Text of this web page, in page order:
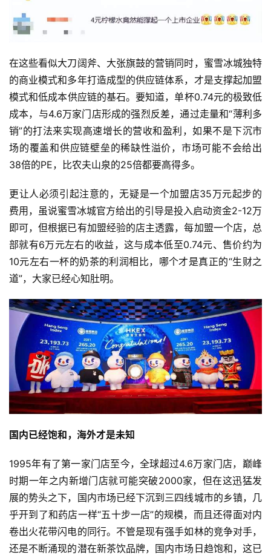
首
页
讯
公
司
时
科
技
在这些看似大刀阔斧、大张旗鼓的营销同时，蜜雪冰城独特
的商业模式和多年打造成型的供应链体系，才是支撑起加盟
模式和低成本供应链的基石。要知道，单杯0.74元的极致低
成本，与4.6万家门店形成的强烈反差，通过走量和“薄利多
销”的打法来实现高速增长的营收和盈利，如果不是下沉市
场的覆盖和供应链壁垒的稀缺性溢价，市场可能不会给出
38倍的PE，比农夫山泉的25倍都要高得多。
更让人必须引起注意的，无疑是一个加盟店35万元起步的
费用，虽说蜜雪冰城官方给出的引导是投入启动资金2-12万
即可，但根据已有加盟经验的店主透露，每加盟一个店，总
部就有6万元左右的收益，这与成本低至0.74元、售价约为
10元左右一杯的奶茶的利润相比，哪个才是真正的“生财之
道”，大家已经心知肚明。
国内已经饱和，海外才是未知
1995年有了第一家门店至今，全球超过4.6万家门店，巅峰
时期一年之内新增门店就可能突破2000家，但在这迅猛发
展的势头之下，国内市场已经下沉到三四线城市的乡镇，几
乎开到了和药店一样“五十步一店”的规模，而且还得面对内
卷出火花带闪电的同行。不管是现有强手如林的竞争对手，
还是不断涌现的潜在新茶饮品牌，国内市场日趋饱和，这已